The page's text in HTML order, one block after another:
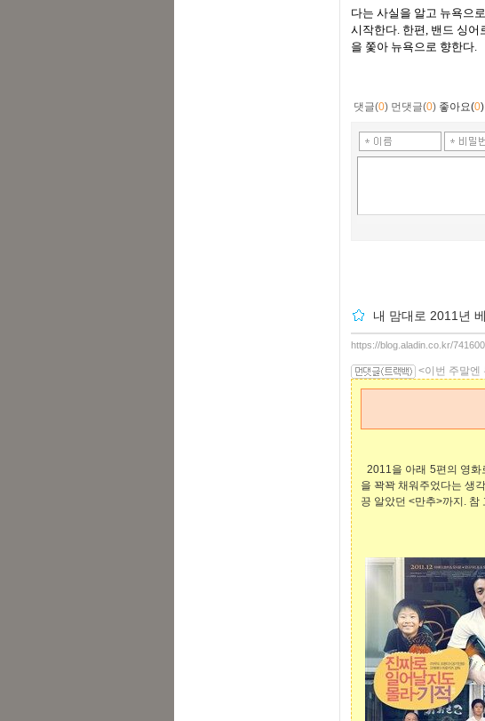
다는 사실을 알고 뉴욕으
시작한다. 한편, 밴드 싱어
을 쫓아 뉴욕으로 향한다.
댓글(0) 먼댓글(0) 좋아요(0)
내 맘대로 2011년
https://blog.aladin.co.kr/
<이번 주말엔
2011을 아래 5편의 영화
을 꽉꽉 채워주었다는 생
끙 알았던 <만추>까지. 참